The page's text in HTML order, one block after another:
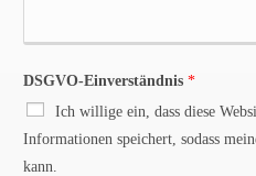
DSGVO-Einverständnis *
Ich willige ein, dass diese
Informationen speichert, sodass
kann.